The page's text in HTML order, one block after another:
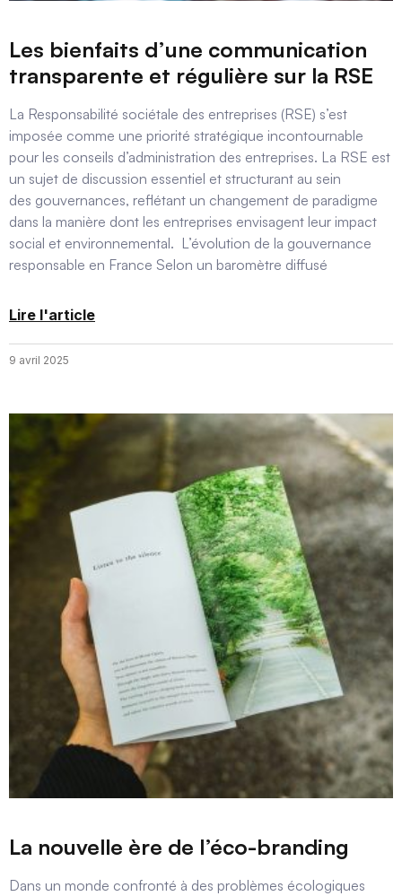
Les bienfaits d’une communication
transparente et régulière sur la RSE
La Responsabilité sociétale des entreprises (RSE) s’est
imposée comme une priorité stratégique incontournable
pour les conseils d’administration des entreprises. La RSE est
un sujet de discussion essentiel et structurant au sein
des gouvernances, reflétant un changement de paradigme
dans la manière dont les entreprises envisagent leur impact
social et environnemental. L’évolution de la gouvernance
responsable en France Selon un baromètre diffusé
Lire l'article
9 avril 2025
La nouvelle ère de l’éco-branding
Dans un monde confronté à des problèmes écologiques